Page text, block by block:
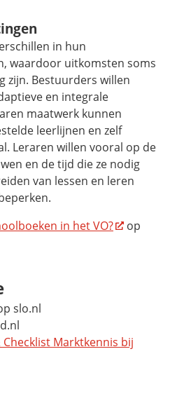
in hun
waardoor uitkomsten soms
zijn. Bestuurders willen
en integrale
maatwerk kunnen
leerlijnen en zelf
Leraren willen vooral op de
en de tijd die ze nodig
van lessen en leren
in het VO?
op
slo.nl
Marktkennis bij